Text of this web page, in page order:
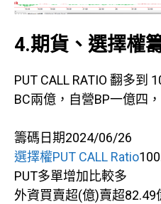
4.期貨、選擇權
PUT CALL RATIO 翻多到
BC兩億，自營BP一億四
籌碼日期2024/06/26
選擇權PUT CALL Ratio
PUT多單增加比較多
外資買賣超(億)賣超82.49